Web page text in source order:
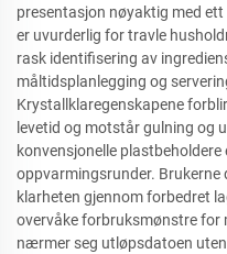
presentasjon nøyaktig med ett
er uvurderlig for travle
rask identifisering av
måltidsplanlegging og
Krystallklaregenskapene
levetid og motstår gulning og
konvensjonelle
oppvarmingsrunder. Brukerne
klarheten gjennom forbedret
overvåke forbruksmønstre for
nærmer seg utløpsdatoen